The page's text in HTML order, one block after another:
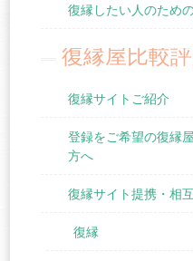
復縁したい人のため
復縁屋比較
復縁サイトご紹介
登録をご希望の復縁
方へ
復縁サイト提携・相
復縁